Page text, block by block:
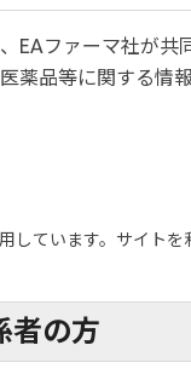
ファーマ社が共
薬品等に関する情
ています。サイト
者の方